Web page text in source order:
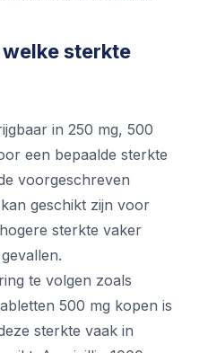
sterkte
in 250 mg, 500
een bepaalde sterkte
voorgeschreven
geschikt zijn voor
sterkte vaker
te volgen zoals
500 mg kopen is
sterkte vaak in